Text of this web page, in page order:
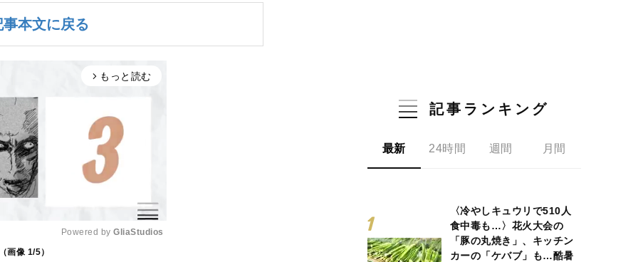
事本文に戻る
arrow_forward_ios もっと読む
Powered by GliaStudios
画像 1/5）
記事ランキング
最新 24時間 週間 月間
〈冷やしキュウリで510人
食中毒も…〉花火大会の
「豚の丸焼き」、キッチン
カーの「ケバブ」も…酷暑